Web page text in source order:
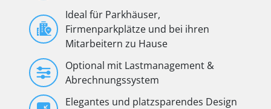
Ideal für Parkhäuser,
Firmenparkplätze und bei ihren
Mitarbeitern zu Hause
Optional mit Lastmanagement &
Abrechnungssystem
Elegantes und platzsparendes Design